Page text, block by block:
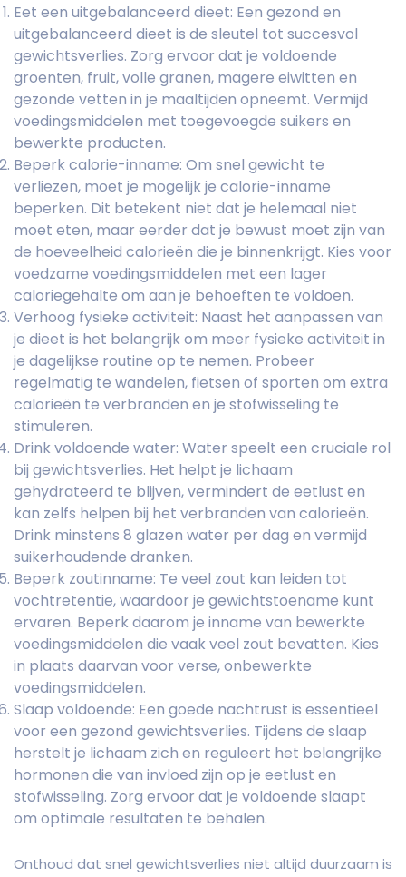
Eet een uitgebalanceerd dieet: Een gezond en
uitgebalanceerd dieet is de sleutel tot succesvol
gewichtsverlies. Zorg ervoor dat je voldoende
groenten, fruit, volle granen, magere eiwitten en
gezonde vetten in je maaltijden opneemt. Vermijd
voedingsmiddelen met toegevoegde suikers en
bewerkte producten.
Beperk calorie-inname: Om snel gewicht te
verliezen, moet je mogelijk je calorie-inname
beperken. Dit betekent niet dat je helemaal niet
moet eten, maar eerder dat je bewust moet zijn van
de hoeveelheid calorieën die je binnenkrijgt. Kies voor
voedzame voedingsmiddelen met een lager
caloriegehalte om aan je behoeften te voldoen.
Verhoog fysieke activiteit: Naast het aanpassen van
je dieet is het belangrijk om meer fysieke activiteit in
je dagelijkse routine op te nemen. Probeer
regelmatig te wandelen, fietsen of sporten om extra
calorieën te verbranden en je stofwisseling te
stimuleren.
Drink voldoende water: Water speelt een cruciale rol
bij gewichtsverlies. Het helpt je lichaam
gehydrateerd te blijven, vermindert de eetlust en
kan zelfs helpen bij het verbranden van calorieën.
Drink minstens 8 glazen water per dag en vermijd
suikerhoudende dranken.
Beperk zoutinname: Te veel zout kan leiden tot
vochtretentie, waardoor je gewichtstoename kunt
ervaren. Beperk daarom je inname van bewerkte
voedingsmiddelen die vaak veel zout bevatten. Kies
in plaats daarvan voor verse, onbewerkte
voedingsmiddelen.
Slaap voldoende: Een goede nachtrust is essentieel
voor een gezond gewichtsverlies. Tijdens de slaap
herstelt je lichaam zich en reguleert het belangrijke
hormonen die van invloed zijn op je eetlust en
stofwisseling. Zorg ervoor dat je voldoende slaapt
om optimale resultaten te behalen.
Onthoud dat snel gewichtsverlies niet altijd duurzaam is